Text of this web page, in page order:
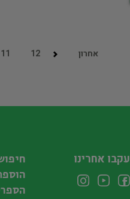
11 12 אחרון
עקבו אחרינו